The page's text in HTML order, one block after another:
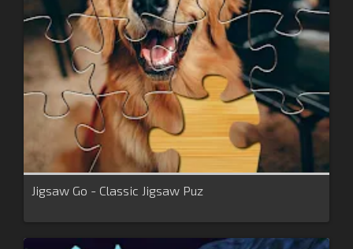
Jigsaw Go - Classic Jigsaw Puz